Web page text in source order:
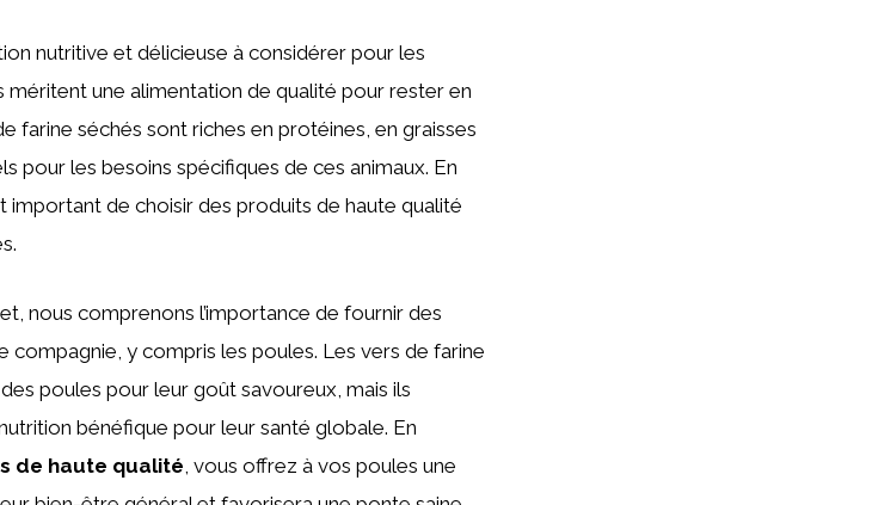
nutritive et délicieuse à considérer pour les
une alimentation de qualité pour rester en
farine séchés sont riches en protéines, en graisses
pour les besoins spécifiques de ces animaux. En
de choisir des produits de haute qualité
nous comprenons l’importance de fournir des
compagnie, y compris les poules. Les vers de farine
poules pour leur goût savoureux, mais ils
bénéfique pour leur santé globale. En
de haute qualité , vous offrez à vos poules une